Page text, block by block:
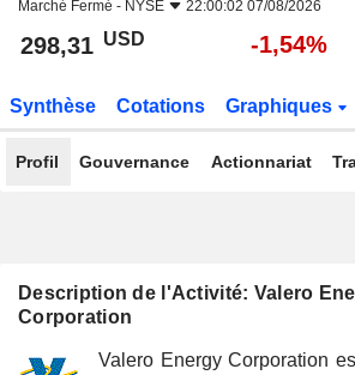
Marché Fermé - NYSE 22:00:02 07/08/2026
298,31 USD -1,54%
Synthèse Cotations Graphiques
Profil Gouvernance Actionnariat
Description de l'Activité: Valero
Corporation
Valero Energy Corporation